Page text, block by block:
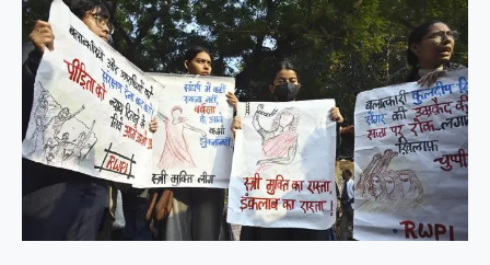
2026
Expected
Date:
मई
में
इस
दिन